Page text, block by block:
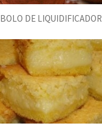
BOLO DE LIQUIDIFICADOR